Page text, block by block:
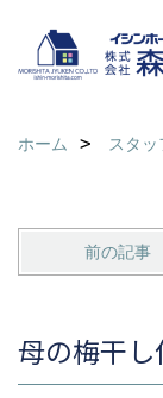
ホーム スタ
前の記事
母の梅干し